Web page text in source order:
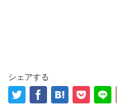
シェアする